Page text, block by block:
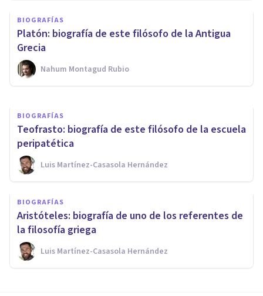
BIOGRAFÍAS
Platón: biografía de este filósofo de la Antigua
Grecia
Nahum Montagud Rubio
Plotino: biografía de este
filósofo helenístico
Nahum Montagud Rubio
BIOGRAFÍAS
Teofrasto: biografía de este filósofo de la escuela
peripatética
Luis Martínez-Casasola Hernández
BIOGRAFÍAS
Aristóteles: biografía de uno de los referentes de
la filosofía griega
Luis Martínez-Casasola Hernández